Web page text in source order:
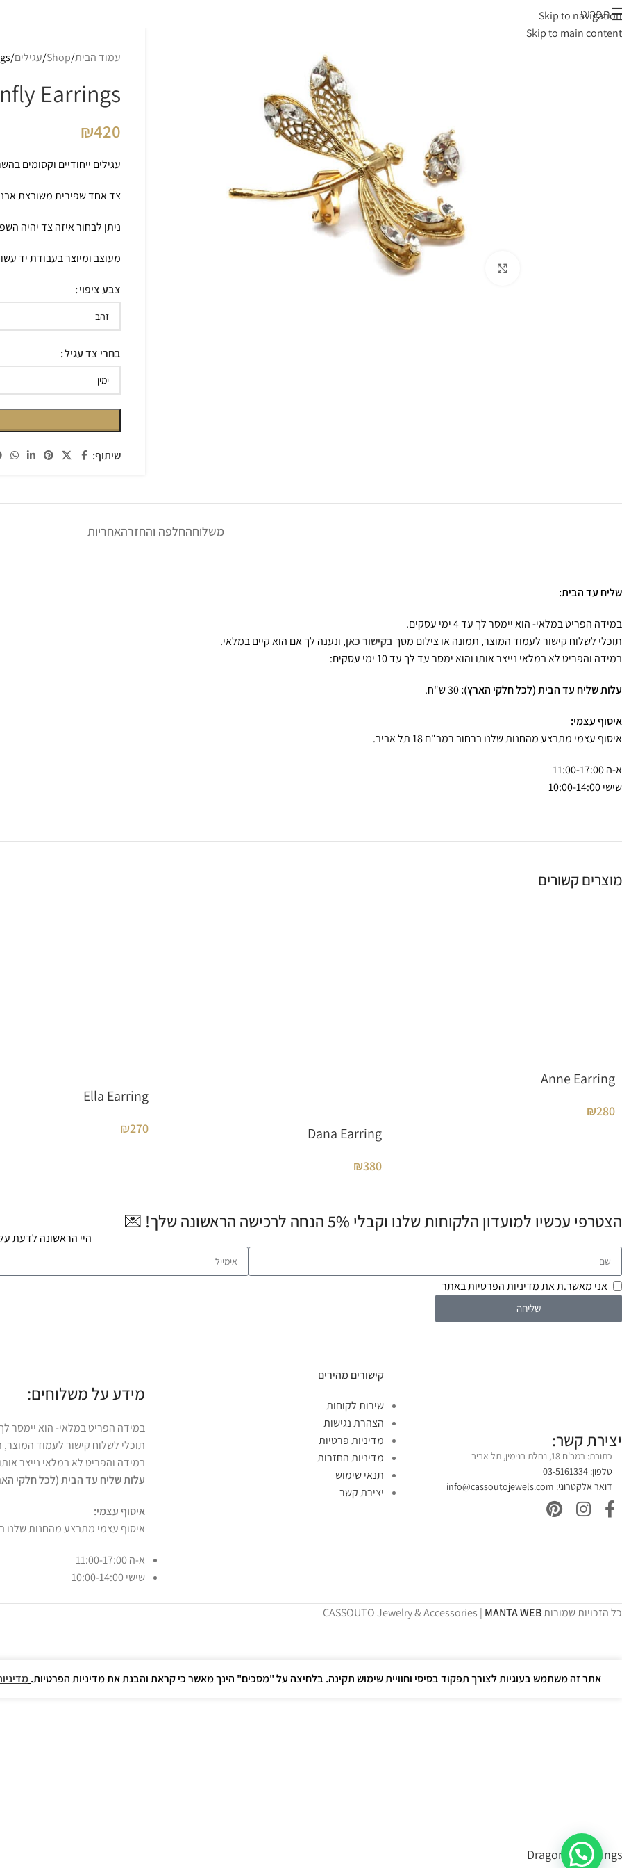
Skip to navigation
Skip to main content
תפריט
עמוד הבית Shop עגילים
Earrings
₪420
עגילים ייחודיים וקסומים
צד אחד שפירית משובצת אבני
ניתן לבחור איזה צד יהיה
מעוצב ומיוצר בעבודת יד עשוי
צבע ציפוי
בחרי צד עגיל
שיתוף:
משלוחהחלפה והחזרהאחריות
שליח עד הבית:
במידה הפריט במלאי- הוא יימסר לך עד 4 ימי עסקים.
תוכלי לשלוח קישור לעמוד המוצר, תמונה או צילום מסךבקישור כאן, ונענה לך אם הוא קיים במלאי.
במידה והפריט לא במלאי נייצר אותו והוא ימסר עד לך עד 10 ימי עסקים:
עלות שליח עד הבית (לכל חלקי הארץ):
איסוף עצמי:
איסוף עצמי מתבצע מהחנות שלנו ברחוב רמב"ם 18 תל אביב.
א-ה 11:00-17:00
שישי 10:00-14:00
מוצרים קשורים
Anne Earring
₪280
Dana Earring
₪380
Ella Earring
₪270
הצטרפי עכשיו למועדון הלקוחות שלנו וקבלי 5% הנחה לרכישה הראשונה שלך! 💌
היי הראשונה לדעת
אני מאשר.ת אתמדיניות הפרטיותבאתר
שליחה
יצירת קשר:
כתובת: רמב'ם 18, נחלת בנימין, תל אביב
טלפון: 03-5161334
דואר אלקטרוני: info@cassoutojewels.com
קישורים מהירים
שירות לקוחות
הצהרת נגישות
מדיניות פרטיות
מדיניות החזרות
תנאי שימוש
יצירת קשר
מידע על משלוחים:
במידה הפריט במלאי- הוא יימסר לך עד 4 ימי
תוכלי לשלוח קישור לעמוד המוצר,
במידה והפריט לא במלאי נייצר אותו והוא
עלות שליח עד הבית (לכל חלקי
איסוף עצמי:
איסוף עצמי מתבצע מהחנות שלנו ברחוב
א-ה 11:00-17:00
שישי 10:00-14:00
כל הזכויות שמורות CASSOUTO Jewelry & Accessories |MANTA WEB
אתר זה משתמש בעוגיות לצורך תפקוד בסיסי וחוויית שימוש תקינה. בלחיצה על "מסכים" הינך מאשר כי קראת והבנת את מדיניות הפרטיות.
Dragonfly Earrings